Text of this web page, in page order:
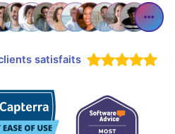
satisfaits